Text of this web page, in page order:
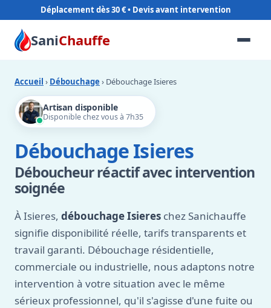
Déplacement dès 30 €
SaniChauffe
Accueil › Débouchage › Débouchage Isieres
Artisan disponible
Disponible chez vous à 7h35
Débouchage Isieres
Déboucheur réactif avec intervention
soignée
À Isieres, débouchage Isieres chez Sanichauffe
signifie disponibilité réelle, tarifs transparents et
travail garanti. Débouchage résidentielle,
commerciale ou industrielle, nous adaptons notre
intervention à votre situation avec le même
sérieux professionnel, qu'il s'agisse d'une fuite ou